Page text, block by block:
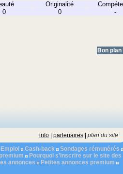
Originalité
0 0 -
Bon
info partenaires
plan du site
Emploi Cash-back
Sondages rémunérés
Pourquoi s'inscrire sur le site des
annonces
Petites annonces premium